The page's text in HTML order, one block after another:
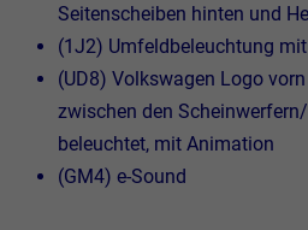
Seitenscheiben hinten und
(1J2) Umfeldbeleuchtung
(UD8) Volkswagen Logo
zwischen den
beleuchtet, mit Animation
(GM4) e-Sound